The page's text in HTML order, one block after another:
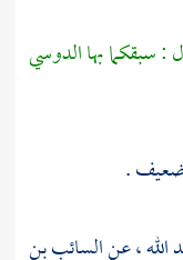
: سبقكما بها الدوسي
.
، عنالسائب بن